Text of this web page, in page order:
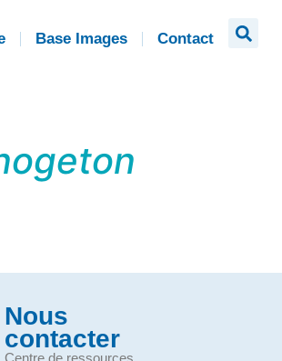
Base Images Contact
Nous
contacter